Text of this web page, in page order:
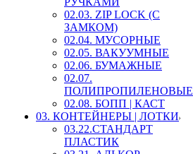
02.03. ZIP LOСK (С
ЗАМКОМ)
02.04. МУСОРНЫЕ
02.05. ВАКУУМНЫЕ
02.06. БУМАЖНЫЕ
02.07.
ПОЛИПРОПИЛЕНОВЫЕ
02.08. БОПП | КАСТ
03. КОНТЕЙНЕРЫ | ЛОТКИ
03.22.СТАНДАРТ
ПЛАСТИК